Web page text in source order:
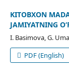
KITOBXON
JAMIYATNING
I. Basimova, G.
PDF (English)